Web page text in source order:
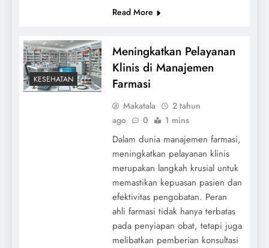
Read More
KESEHATAN
Meningkatkan Pelayanan
Klinis di Manajemen
Farmasi
Makatala
2 tahun
ago
0 1 mins
Dalam dunia manajemen farmasi,
meningkatkan pelayanan klinis
merupakan langkah krusial untuk
memastikan kepuasan pasien dan
efektivitas pengobatan. Peran
ahli farmasi tidak hanya terbatas
pada penyiapan obat, tetapi juga
melibatkan pemberian konsultasi